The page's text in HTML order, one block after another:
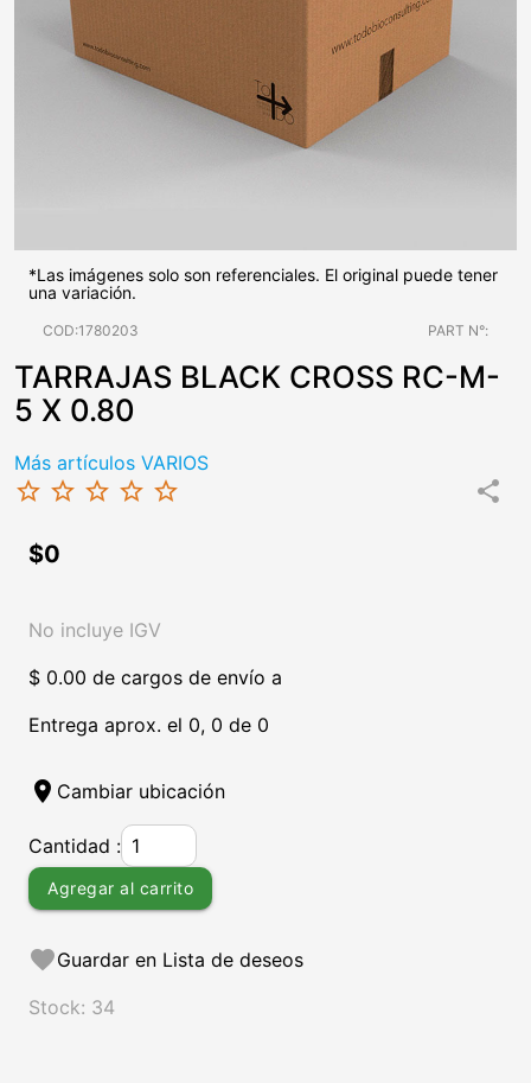
*Las imágenes solo son referenciales. El original puede tener
una variación.
COD:1780203 PART N°:
TARRAJAS BLACK CROSS RC-M-
5 X 0.80
Más artículos VARIOS
star_border star_border star_border star_border star_border share
$0
No incluye IGV
$ 0.00 de cargos de envío a
Entrega aprox. el 0, 0 de 0
location_on Cambiar ubicación
Cantidad :
Agregar al carrito
favoriteGuardar en Lista de deseos
Stock: 34